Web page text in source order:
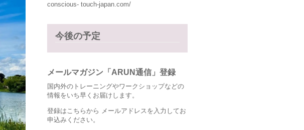
conscious- touch-japan.com/
今後の予定
メールマガジン「ARUN通信」登録
国内外のトレーニングやワークショップなどの
情報をいち早くお届けします。
登録はこちらから メールアドレスを入力してお
申込みください。